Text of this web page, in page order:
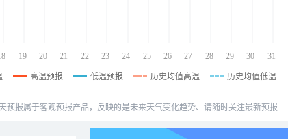
19 20 21 22 23 24 25 26 27 28 29 30 31
高温预报 低温预报 历史均值高温 历史均值低温
预报属于客观预报产品，反映的是未来天气变化趋势、请随时关注最新预报.....